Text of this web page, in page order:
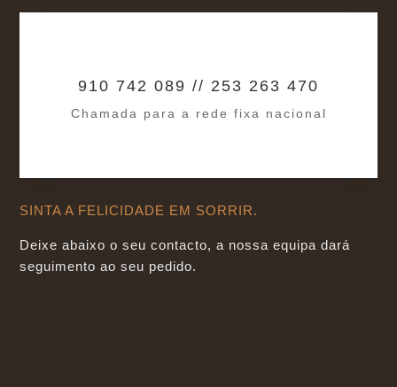
910 742 089 // 253 263 470
Chamada para a rede fixa nacional
SINTA A FELICIDADE EM SORRIR.
Deixe abaixo o seu contacto, a nossa equipa dará
seguimento ao seu pedido.